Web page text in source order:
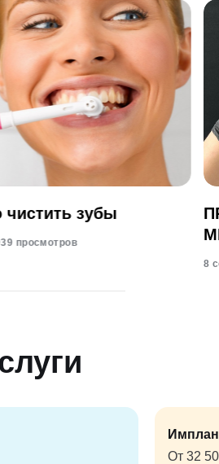
чистить зубы
просмотров
8
От 32